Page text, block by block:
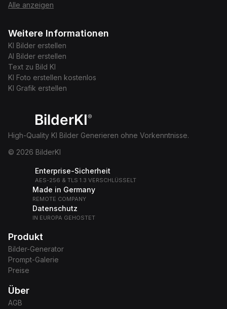
Alle anzeigen
Weitere Informationen
KI Bilder erstellen
AI Bilder erstellen
Text zu Bild KI
KI Foto erstellen kostenlos
KI Grafik erstellen
BilderKI®
High-Quality KI Bilder Generieren ohne Vorkenntnisse.
© 2026 BilderKI
Enterprise-Sicherheit
AES-256 & TLS 1.3 VERSCHLÜSSELT
Made in Germany
REMOTE COMPANY
Datenschutz
IN EUROPA GEHOSTET
Produkt
Bilder-Generator
Prompt-Galerie
Preise
Über
AGB